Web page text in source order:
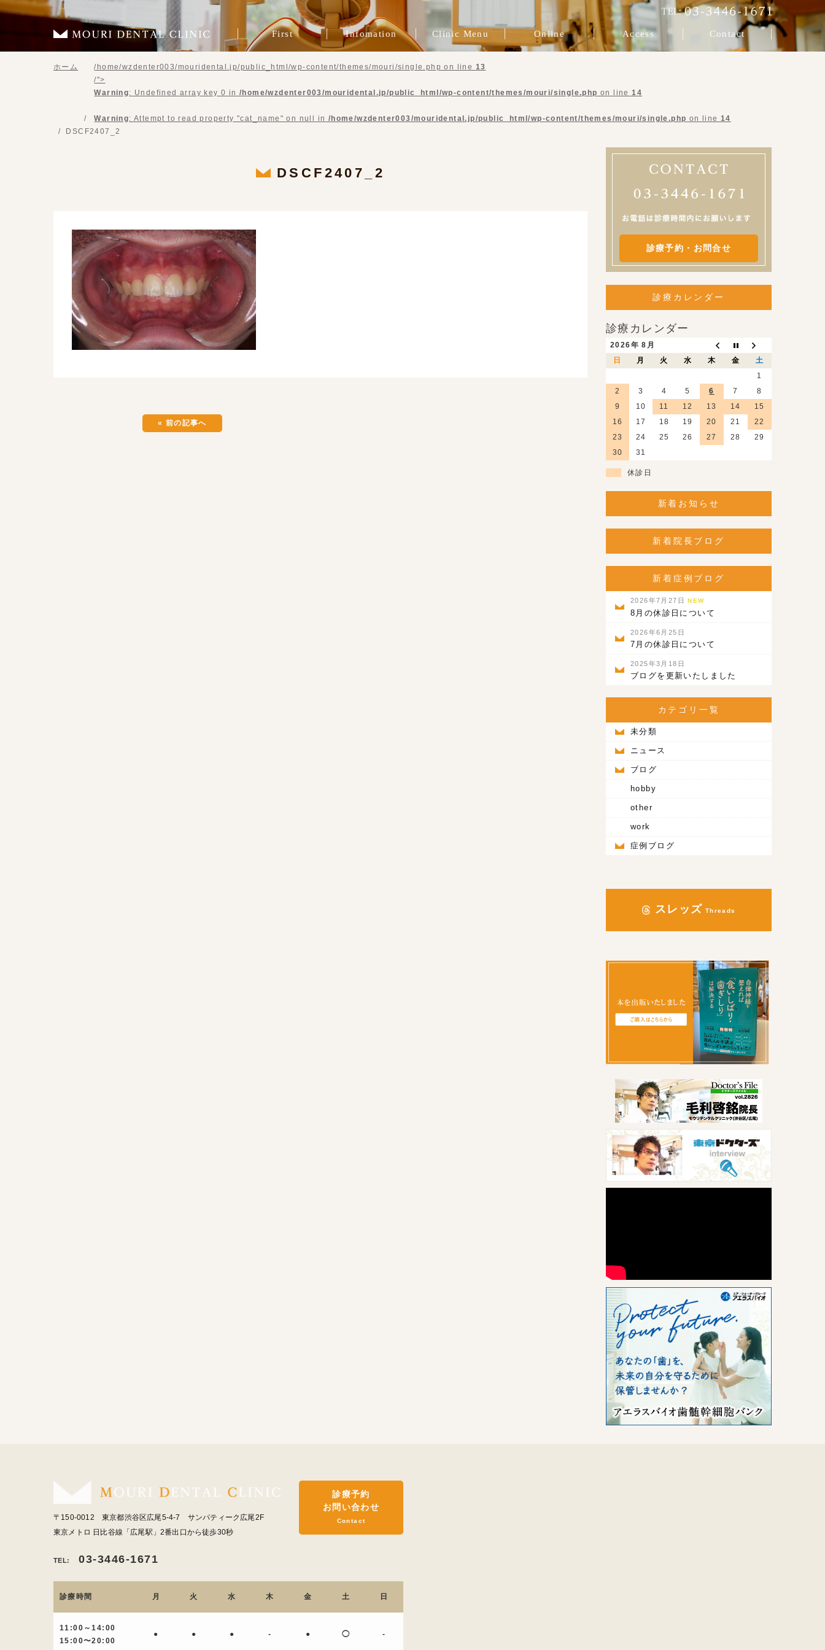
First Infomation
症例ブログ
ブログ
スタッフ紹介
治療費
Clinic Menu
精密根管治療
審美歯科
矯正治療
インビザライン
歯周病治療
咬合治療
インプラント治療
補綴治療
プレマタニティ
予防歯科
Online Access Contact
ホーム /home/wzdenter003/mouridental.jp/public_html/wp-content/themes/mouri/single.php on line 13
/">
Warning: Undefined array key 0 in/home/wzdenter003/mouridental.jp/public_html/wp-content/themes/mouri/single.php on line14
Warning: Attempt to read property "cat_name" on null in /home/wzdenter003/mouridental.jp/public_html/wp-content/themes/mouri/single.php on line14
DSCF2407_2
DSCF2407_2
« 前の記事へ
診療予約・お問合せ
診療カレンダー
診療カレンダー
2026年 8月
日
月 火 水 木 金
土
1
2
3 4 5 6 7
8
9
10 11 12 13 14
15
16
17 18 19 20 21
22
23
24 25 26 27 28
29
30
31
休診日
新着お知らせ
新着院長ブログ
新着症例ブログ
2026年7月27日NEW
8月の休診日について
2026年6月25日
7月の休診日について
2025年3月18日
ブログを更新いたしました
カテゴリ一覧
未分類
ニュース
ブログ
hobby
other
work
症例ブログ
スレッズ Threads
〒150-0012 東京都渋谷区広尾5-4-7 サンパティーク広尾2F
東京メトロ 日比谷線「広尾駅」2番出口から徒歩30秒
診療予約
お問い合わせ
Contact
TEL: 03-3446-1671
診療時間 月 火 水 木 金 土 日
11:00～14:00
15:00〜20:00
● ● ● - ● ◯ -